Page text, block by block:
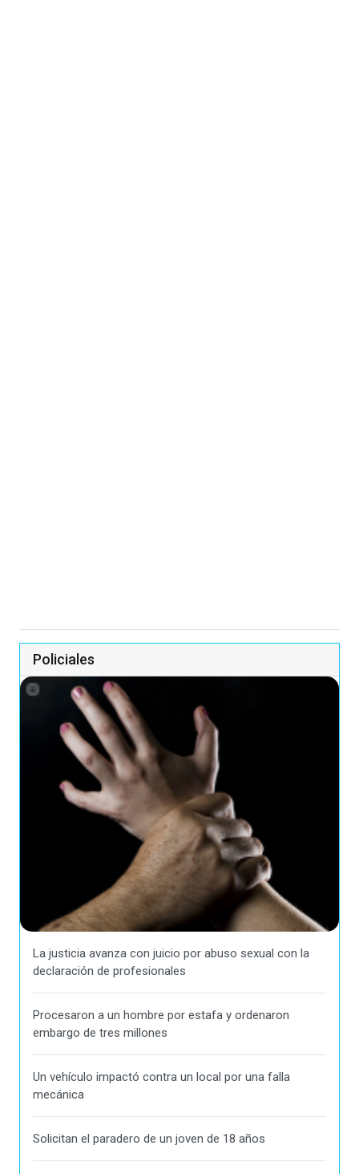
Policiales
La justicia avanza con juicio por abuso sexual con la
declaración de profesionales
Procesaron a un hombre por estafa y ordenaron
embargo de tres millones
Un vehículo impactó contra un local por una falla
mecánica
Solicitan el paradero de un joven de 18 años